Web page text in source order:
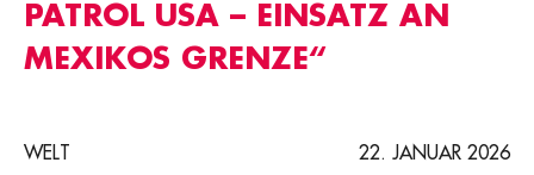
PATROL USA – EINSATZ AN
MEXIKOS GRENZE“
WELT 22. JANUAR 2026